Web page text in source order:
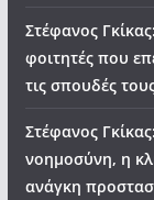
Στέφανος
φοιτητές που
τις σπουδές
Στέφανος
νοημοσύνη, η
ανάγκη